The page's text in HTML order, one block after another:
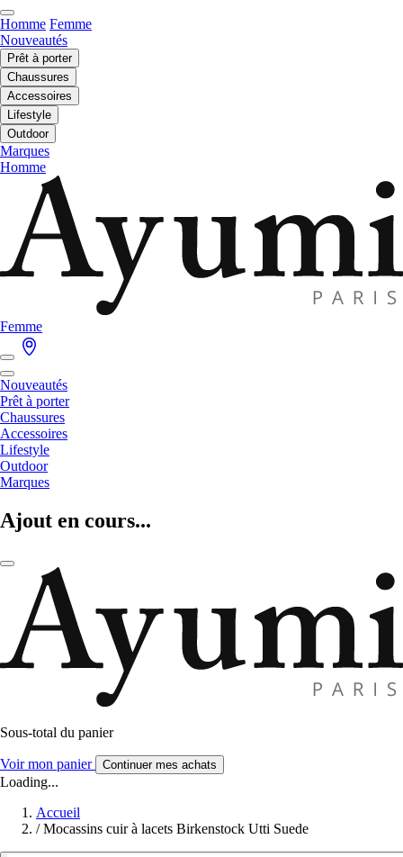
Homme Femme
Nouveautés
Prêt à porter
Chaussures
Accessoires
Lifestyle
Outdoor
Marques
Homme
Femme
Nouveautés
Prêt à porter
Chaussures
Accessoires
Lifestyle
Outdoor
Marques
Ajout en cours...
Sous-total du panier
Voir mon panier Continuer mes achats
Loading...
Accueil
/ Mocassins cuir à lacets Birkenstock Utti Suede